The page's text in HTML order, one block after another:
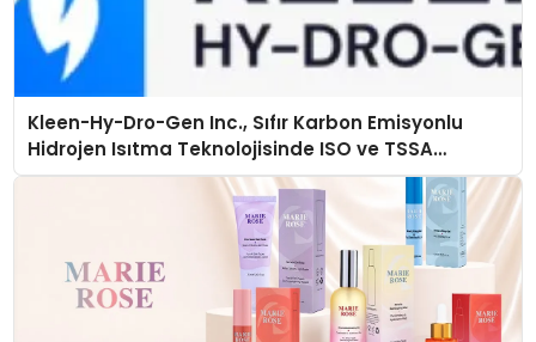
Kleen-Hy-Dro-Gen Inc., Sıfır Karbon Emisyonlu
Hidrojen Isıtma Teknolojisinde ISO ve TSSA
Düzenleyici Onaylarını Aldı